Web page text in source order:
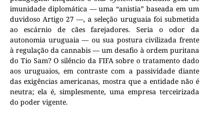
imunidade diplomática — uma “anistia” baseada em um
duvidoso Artigo 27 —, a seleção uruguaia foi submetida
ao escárnio de cães farejadores. Seria o odor da
autonomia uruguaia — ou sua postura civilizada frente
à regulação da cannabis — um desafio à ordem puritana
do Tio Sam? O silêncio da FIFA sobre o tratamento dado
aos uruguaios, em contraste com a passividade diante
das exigências americanas, mostra que a entidade não é
neutra; ela é, simplesmente, uma empresa terceirizada
do poder vigente.